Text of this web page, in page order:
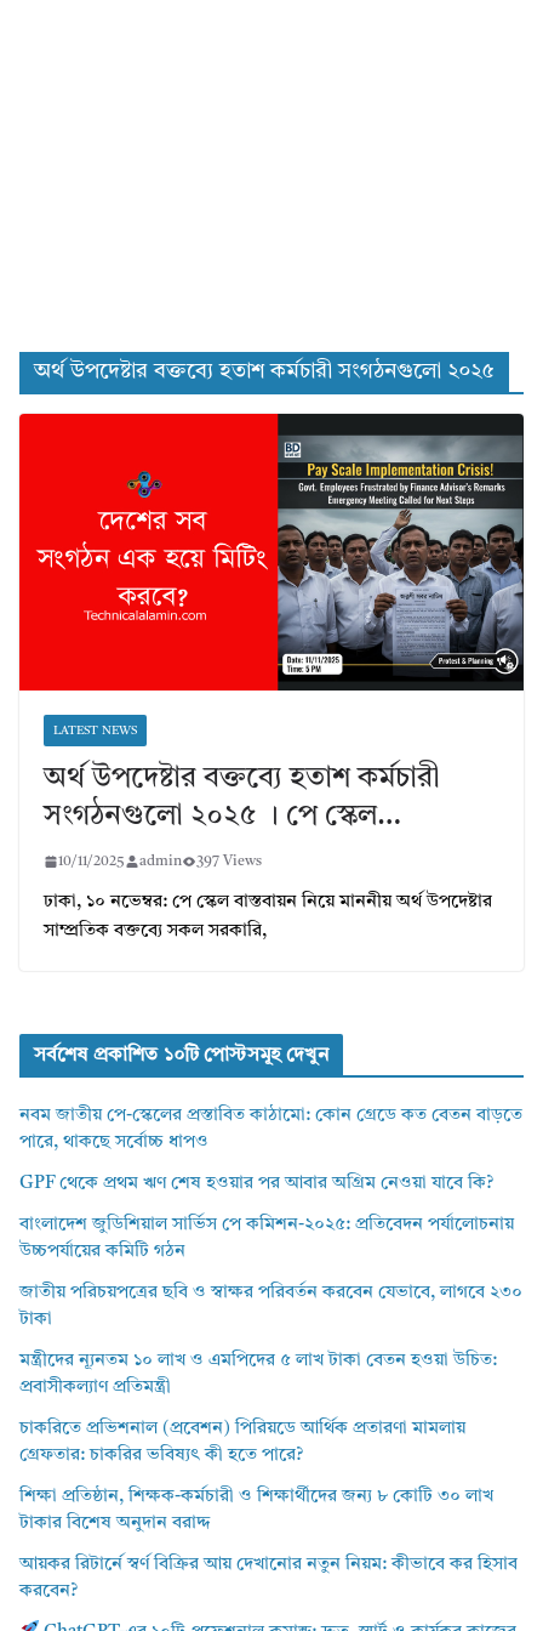
অর্থ উপদেষ্টার বক্তব্যে হতাশ কর্মচারী সংগঠনগুলো ২০২৫
LATEST NEWS
অর্থ উপদেষ্টার বক্তব্যে হতাশ কর্মচারী
সংগঠনগুলো ২০২৫ । পে স্কেল…
10/11/2025 admin 397 Views
ঢাকা, ১০ নভেম্বর: পে স্কেল বাস্তবায়ন নিয়ে মাননীয় অর্থ উপদেষ্টার
সাম্প্রতিক বক্তব্যে সকল সরকারি,
সর্বশেষ প্রকাশিত ১০টি পোস্টসমূহ দেখুন
নবম জাতীয় পে-স্কেলের প্রস্তাবিত কাঠামো: কোন গ্রেডে কত বেতন বাড়তে
পারে, থাকছে সর্বোচ্চ ধাপও
GPF থেকে প্রথম ঋণ শেষ হওয়ার পর আবার অগ্রিম নেওয়া যাবে কি?
বাংলাদেশ জুডিশিয়াল সার্ভিস পে কমিশন-২০২৫: প্রতিবেদন পর্যালোচনায়
উচ্চপর্যায়ের কমিটি গঠন
জাতীয় পরিচয়পত্রের ছবি ও স্বাক্ষর পরিবর্তন করবেন যেভাবে, লাগবে ২৩০
টাকা
মন্ত্রীদের ন্যূনতম ১০ লাখ ও এমপিদের ৫ লাখ টাকা বেতন হওয়া উচিত:
প্রবাসীকল্যাণ প্রতিমন্ত্রী
চাকরিতে প্রভিশনাল (প্রবেশন) পিরিয়ডে আর্থিক প্রতারণা মামলায়
গ্রেফতার: চাকরির ভবিষ্যৎ কী হতে পারে?
শিক্ষা প্রতিষ্ঠান, শিক্ষক-কর্মচারী ও শিক্ষার্থীদের জন্য ৮ কোটি ৩০ লাখ
টাকার বিশেষ অনুদান বরাদ্দ
আয়কর রিটার্নে স্বর্ণ বিক্রির আয় দেখানোর নতুন নিয়ম: কীভাবে কর হিসাব
করবেন?